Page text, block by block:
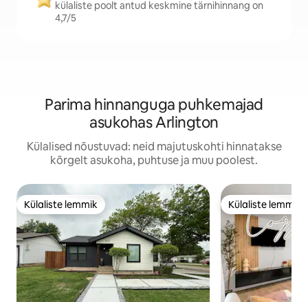
külaliste poolt antud keskmine tärnihinnang on
4,7/5
Parima hinnanguga puhkemajad
asukohas Arlington
Külalised nõustuvad: neid majutuskohti hinnatakse
kõrgelt asukoha, puhtuse ja muu poolest.
Külaliste lemmik
Külaliste lemmik Külaliste lemmik
Külaliste lemmik